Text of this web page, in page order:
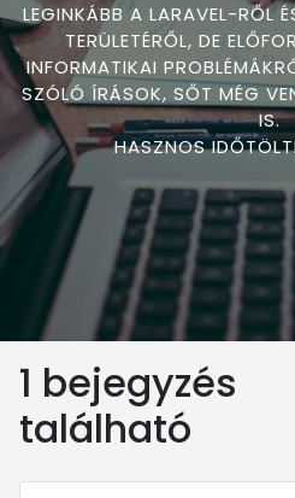
LEGINKÁBB A LARAVEL-RŐL
TERÜLETÉRŐL, DE
INFORMATIKAI
SZÓLÓ ÍRÁSOK, SŐT MÉG
IS.
HASZNOS
1 bejegyzés
található